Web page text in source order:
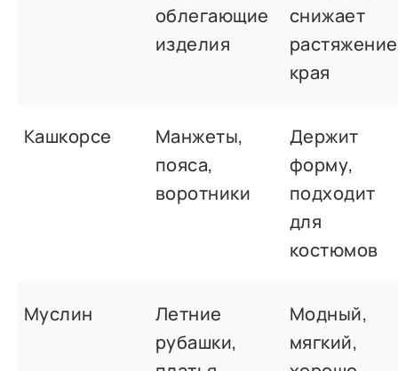
облегающие
изделия
снижает
растяжение
края
Кашкорсе
Манжеты,
пояса,
воротники
Держит
форму,
подходит
для
костюмов
Муслин
Летние
рубашки,
Модный,
мягкий,